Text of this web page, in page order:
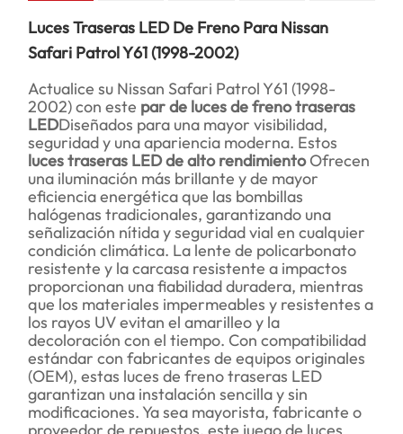
Luces Traseras LED De Freno Para Nissan
Safari Patrol Y61 (1998-2002)
Actualice su Nissan Safari Patrol Y61 (1998-
2002) con este par de luces de freno traseras
LEDDiseñados para una mayor visibilidad,
seguridad y una apariencia moderna. Estos
luces traseras LED de alto rendimientoOfrecen
una iluminación más brillante y de mayor
eficiencia energética que las bombillas
halógenas tradicionales, garantizando una
señalización nítida y seguridad vial en cualquier
condición climática. La lente de policarbonato
resistente y la carcasa resistente a impactos
proporcionan una fiabilidad duradera, mientras
que los materiales impermeables y resistentes a
los rayos UV evitan el amarilleo y la
decoloración con el tiempo. Con compatibilidad
estándar con fabricantes de equipos originales
(OEM), estas luces de freno traseras LED
garantizan una instalación sencilla y sin
modificaciones. Ya sea mayorista, fabricante o